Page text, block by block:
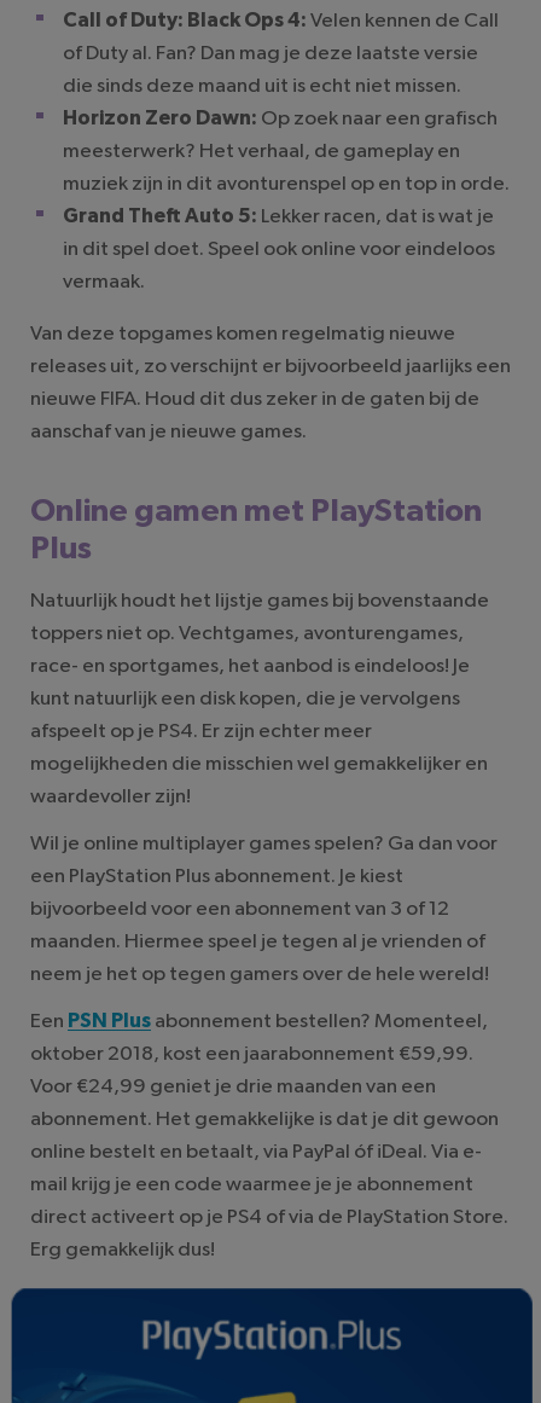
Call of Duty: Black Ops 4: Velen kennen de Call
of Duty al. Fan? Dan mag je deze laatste versie
die sinds deze maand uit is echt niet missen.
Horizon Zero Dawn: Op zoek naar een grafisch
meesterwerk? Het verhaal, de gameplay en
muziek zijn in dit avonturenspel op en top in orde.
Grand Theft Auto 5: Lekker racen, dat is wat je
in dit spel doet. Speel ook online voor eindeloos
vermaak.
Van deze topgames komen regelmatig nieuwe
releases uit, zo verschijnt er bijvoorbeeld jaarlijks een
nieuwe FIFA. Houd dit dus zeker in de gaten bij de
aanschaf van je nieuwe games.
Online gamen met PlayStation
Plus
Natuurlijk houdt het lijstje games bij bovenstaande
toppers niet op. Vechtgames, avonturengames,
race- en sportgames, het aanbod is eindeloos! Je
kunt natuurlijk een disk kopen, die je vervolgens
afspeelt op je PS4. Er zijn echter meer
mogelijkheden die misschien wel gemakkelijker en
waardevoller zijn!
Wil je online multiplayer games spelen? Ga dan voor
een PlayStation Plus abonnement. Je kiest
bijvoorbeeld voor een abonnement van 3 of 12
maanden. Hiermee speel je tegen al je vrienden of
neem je het op tegen gamers over de hele wereld!
Een PSN Plus abonnement bestellen? Momenteel,
oktober 2018, kost een jaarabonnement €59,99.
Voor €24,99 geniet je drie maanden van een
abonnement. Het gemakkelijke is dat je dit gewoon
online bestelt en betaalt, via PayPal óf iDeal. Via e-
mail krijg je een code waarmee je je abonnement
direct activeert op je PS4 of via de PlayStation Store.
Erg gemakkelijk dus!